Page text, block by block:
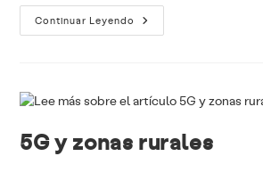
Continuar Leyendo Ciberriesgos
En
5G y zonas rurales